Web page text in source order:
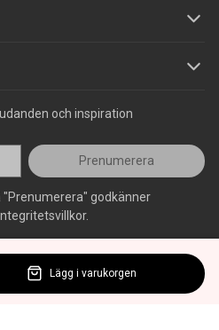
och inspiration
Prenumerera
"Prenumerera" godkänner
Lägg i varukorgen